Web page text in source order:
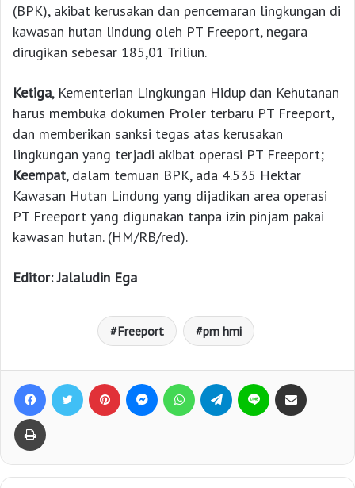
(BPK), akibat kerusakan dan pencemaran lingkungan di
kawasan hutan lindung oleh PT Freeport, negara
dirugikan sebesar 185,01 Triliun.
Ketiga, Kementerian Lingkungan Hidup dan Kehutanan
harus membuka dokumen Proler terbaru PT Freeport,
dan memberikan sanksi tegas atas kerusakan
lingkungan yang terjadi akibat operasi PT Freeport;
Keempat, dalam temuan BPK, ada 4.535 Hektar
Kawasan Hutan Lindung yang dijadikan area operasi
PT Freeport yang digunakan tanpa izin pinjam pakai
kawasan hutan. (HM/RB/red).
Editor: Jalaludin Ega
Freeport pm hmi